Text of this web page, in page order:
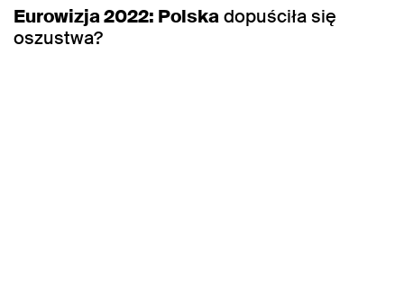
Eurowizja 2022: Polskadopuściła się
oszustwa?